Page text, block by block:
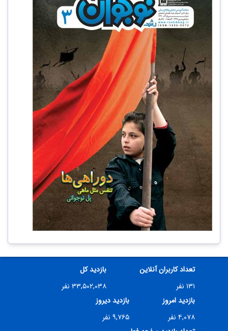
تعداد کاربران آنلاین
۱۳۱ نفر
بازدید کل
۳۳,۵۰۲,۰۳۸ نفر
بازدید امروز
۴,۰۷۸ نفر
بازدید دیروز
۹,۷۶۵ نفر